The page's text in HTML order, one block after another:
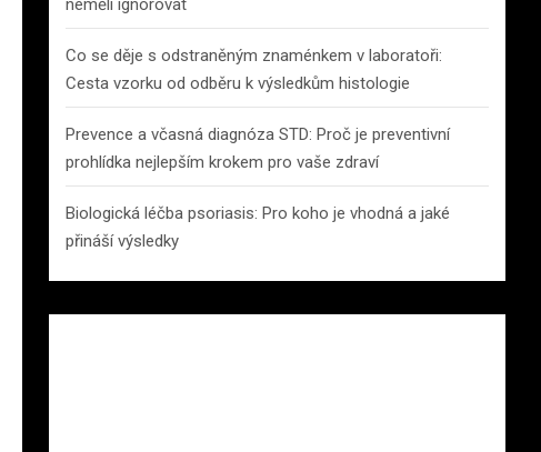
neměli ignorovat
Co se děje s odstraněným znaménkem v laboratoři:
Cesta vzorku od odběru k výsledkům histologie
Prevence a včasná diagnóza STD: Proč je preventivní
prohlídka nejlepším krokem pro vaše zdraví
Biologická léčba psoriasis: Pro koho je vhodná a jaké
přináší výsledky